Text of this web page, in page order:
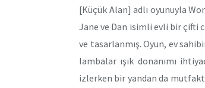
[Küçük Alan] adlı oyunuyla
Jane ve Dan isimli evli bir çifti
ve tasarlanmış. Oyun, ev
lambalar ışık donanımı
izlerken bir yandan da